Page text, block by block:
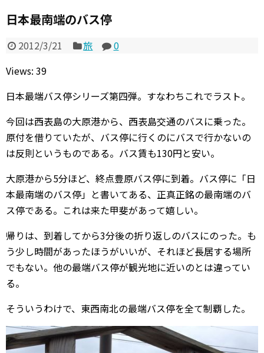
日本最南端のバス停
2012/3/21 旅
0
Views: 39
日本最端バス停シリーズ第四弾。すなわちこれでラスト。
今回は西表島の大原港から、西表島交通のバスに乗った。
原付を借りていたが、バス停に行くのにバスで行かないの
は反則というものである。バス賃も130円と安い。
大原港から5分ほど、終点豊原バス停に到着。バス停に「日
本最南端のバス停」と書いてある、正真正銘の最南端のバ
ス停である。これは来た甲斐があって嬉しい。
帰りは、到着してから3分後の折り返しのバスにのった。も
う少し時間があったほうがいいが、それほど長居する場所
でもない。他の最端バス停が観光地に近いのとは違ってい
る。
そういうわけで、東西南北の最端バス停を全て制覇した。